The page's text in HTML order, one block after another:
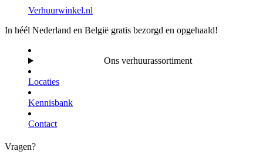
Verhuurwinkel.nl
In héél Nederland en België gratis bezorgd en opgehaald!
Ons verhuurassortiment
Locaties
Kennisbank
Contact
Vragen?